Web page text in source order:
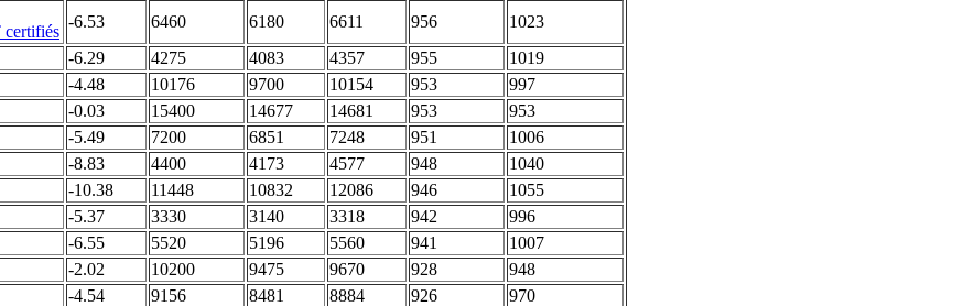
-6.53 6460 6180 6611 956
1023
-6.29 4275 4083 4357 955
1019
-4.48 10176 9700 10154 953
997
-0.03 15400 14677 14681 953
953
-5.49 7200 6851 7248 951
1006
-8.83 4400 4173 4577 948
1040
-10.38 11448 10832 12086 946
1055
-5.37 3330 3140 3318 942
996
-6.55 5520 5196 5560 941
1007
-2.02 10200 9475 9670 928
948
-4.54 9156 8481 8884 926
970